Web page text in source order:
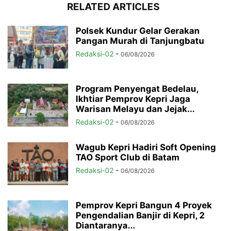
RELATED ARTICLES
Polsek Kundur Gelar Gerakan
Pangan Murah di Tanjungbatu
Redaksi-02 - 06/08/2026
Program Penyengat Bedelau,
Ikhtiar Pemprov Kepri Jaga
Warisan Melayu dan Jejak...
Redaksi-02 - 06/08/2026
Wagub Kepri Hadiri Soft Opening
TAO Sport Club di Batam
Redaksi-02 - 06/08/2026
Pemprov Kepri Bangun 4 Proyek
Pengendalian Banjir di Kepri, 2
Diantaranya...